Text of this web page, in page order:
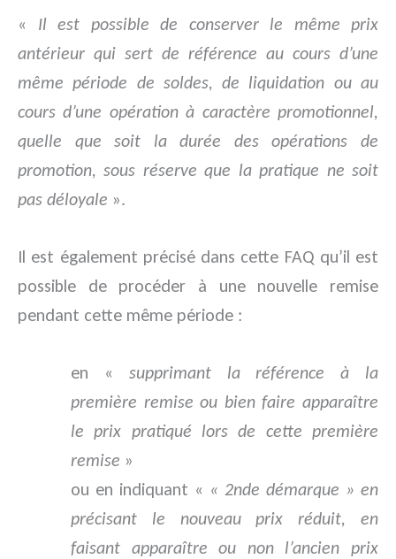
« Il est possible de conserver le même prix
antérieur qui sert de référence au cours d’une
même période de soldes, de liquidation ou au
cours d’une opération à caractère promotionnel,
quelle que soit la durée des opérations de
promotion, sous réserve que la pratique ne soit
pas déloyale ».
Il est également précisé dans cette FAQ qu’il est
possible de procéder à une nouvelle remise
pendant cette même période :
en « supprimant la référence à la
première remise ou bien faire apparaître
le prix pratiqué lors de cette première
remise »
ou en indiquant « « 2nde démarque » en
précisant le nouveau prix réduit, en
faisant apparaître ou non l’ancien prix